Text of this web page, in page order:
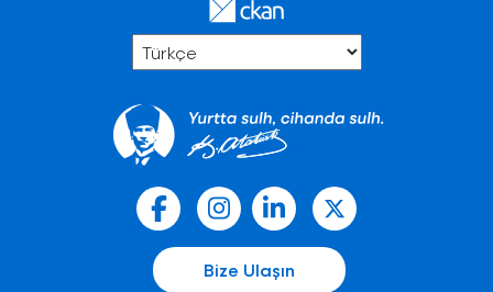
Bize Ulaşın